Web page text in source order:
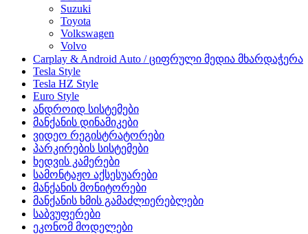
Suzuki
Toyota
Volkswagen
Volvo
Carplay & Android Auto / ციფრული მედია მხარდაჭერა
Tesla Style
Tesla HZ Style
Euro Style
ანდროიდ სისტემები
მანქანის დინამიკები
ვიდეო რეგისტრატორები
პარკირების სისტემები
ხედვის კამერები
სამონტაჟო აქსესუარები
მანქანის მონიტორები
მანქანის ხმის გამაძლიერებლები
საბვუფერები
ეკონომ მოდელები